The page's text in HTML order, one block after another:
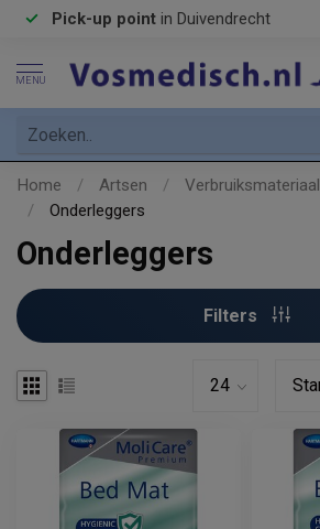
Pick-up point in Duivendrecht
MENU
Home / Artsen / Verbruiksmateriaal
/
Onderleggers
Onderleggers
Filters